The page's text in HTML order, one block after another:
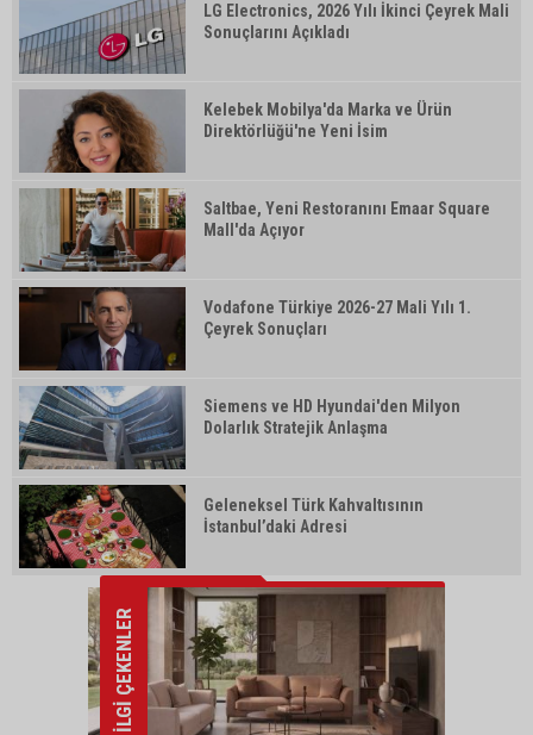
LG Electronics, 2026 Yılı İkinci Çeyrek Mali
Sonuçlarını Açıkladı
Kelebek Mobilya'da Marka ve Ürün
Direktörlüğü'ne Yeni İsim
Saltbae, Yeni Restoranını Emaar Square
Mall'da Açıyor
Vodafone Türkiye 2026-27 Mali Yılı 1.
Çeyrek Sonuçları
Siemens ve HD Hyundai'den Milyon
Dolarlık Stratejik Anlaşma
Geleneksel Türk Kahvaltısının
İstanbul’daki Adresi
İLGİ ÇEKENLER